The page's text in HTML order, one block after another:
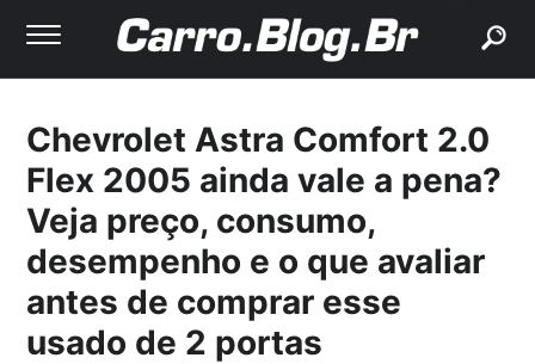
Chevrolet Astra Comfort 2.0
Flex 2005 ainda vale a pena?
Veja preço, consumo,
desempenho e o que avaliar
antes de comprar esse
usado de 2 portas